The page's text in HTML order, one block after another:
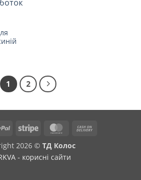
1 2
PayPal Stripe MasterCard
2026 © ТД Колос
- корисні сайти